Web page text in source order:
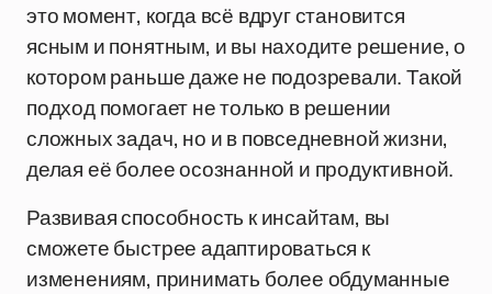
это момент, когда всё вдруг становится
ясным и понятным, и вы находите решение, о
котором раньше даже не подозревали. Такой
подход помогает не только в решении
сложных задач, но и в повседневной жизни,
делая её более осознанной и продуктивной.
Развивая способность к инсайтам, вы
сможете быстрее адаптироваться к
изменениям, принимать более обдуманные